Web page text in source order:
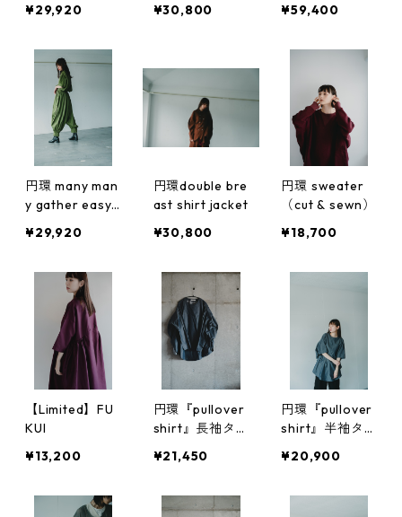
asy pants
¥29,920
acket
¥30,800
¥59,400
円環 many man
y gather easy
¥29,920
円環double bre
ast shirt jacket
¥30,800
円環 sweater
（cut & sewn）
¥18,700
【Limited】FU
KUI
¥13,200
円環『pullover
shirt』長袖タ
¥21,450
円環『pullover
shirt』半袖タ
¥20,900